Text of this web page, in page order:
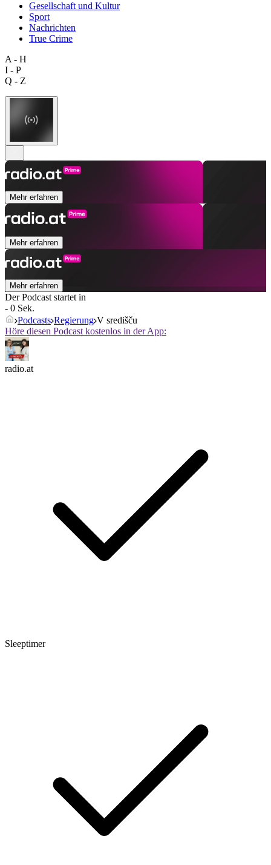
Gesellschaft und Kultur
Sport
Nachrichten
True Crime
A - H
I - P
Q - Z
Mehr erfahren
Mehr erfahren
Mehr erfahren
Der Podcast startet in
- 0 Sek.
Podcasts Regierung V središču
Höre diesen Podcast kostenlos in der App:
radio.at
Sleeptimer